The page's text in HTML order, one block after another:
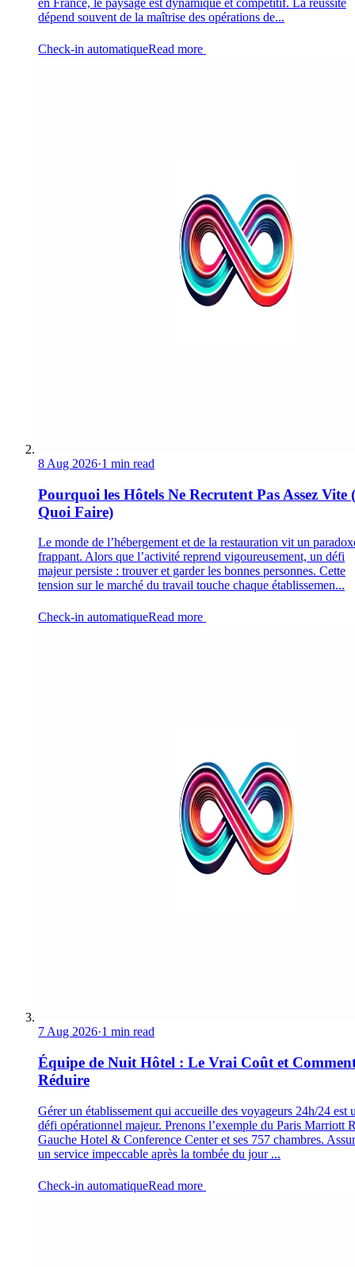
en France, le paysage est dynamique et compétitif. La réussite
dépend souvent de la maîtrise des opérations de...
Check-in automatiqueRead more
8 Aug 2026·1 min read
Pourquoi les Hôtels Ne Recrutent Pas Assez Vite
Quoi Faire)
Le monde de l’hébergement et de la restauration vit un
frappant. Alors que l’activité reprend vigoureusement, un défi
majeur persiste : trouver et garder les bonnes personnes. Cette
tension sur le marché du travail touche chaque établissemen...
Check-in automatiqueRead more
7 Aug 2026·1 min read
Équipe de Nuit Hôtel : Le Vrai Coût et
Réduire
Gérer un établissement qui accueille des voyageurs 24h/24 est
défi opérationnel majeur. Prenons l’exemple du Paris Marriott
Gauche Hotel & Conference Center et ses 757 chambres.
un service impeccable après la tombée du jour ...
Check-in automatiqueRead more